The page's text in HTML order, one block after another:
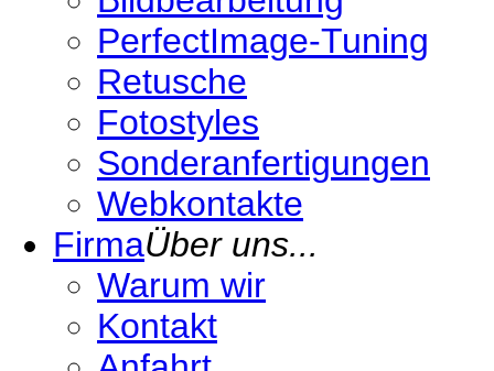
PerfectImage-Tuning
Retusche
Fotostyles
Sonderanfertigungen
Webkontakte
FirmaÜber uns...
Warum wir
Kontakt